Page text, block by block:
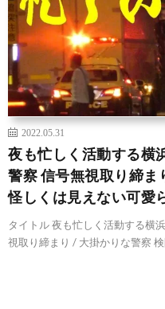
2022.05.31
夜も忙しく活動する横
警察 信号無視取り締ま
怪しくは見えない可愛
タイトル 夜も忙しく活動する横
視取り締まり / 大掛かりな警察